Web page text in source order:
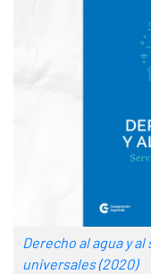
Derecho al agua y
universales(2020)